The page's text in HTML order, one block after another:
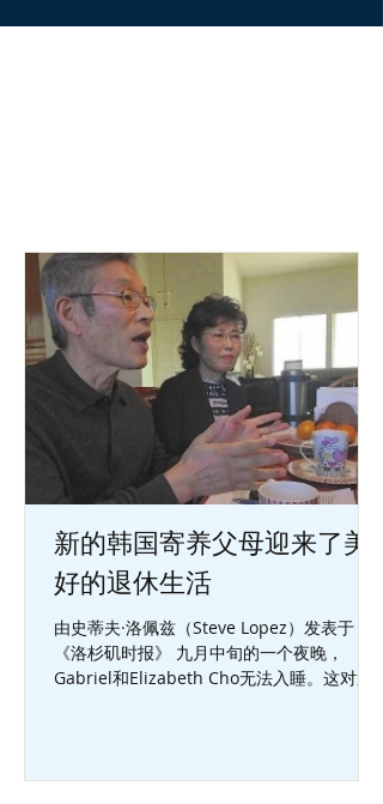
新的韩国寄养父母迎来了美
好的退休生活
由史蒂夫·洛佩兹（Steve Lopez）发表于
《洛杉矶时报》 九月中旬的一个夜晚，
Gabriel和Elizabeth Cho无法入睡。这对退
欢泡菜汤。...